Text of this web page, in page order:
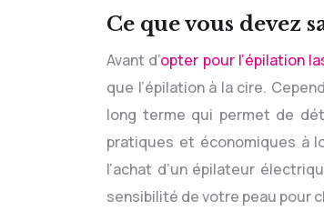
Ce que vous devez
Avant d’opter pour l’épilation
que l’épilation à la cire.
long terme qui permet de
pratiques et économiques à
l’achat d’un épilateur
sensibilité de votre peau pour